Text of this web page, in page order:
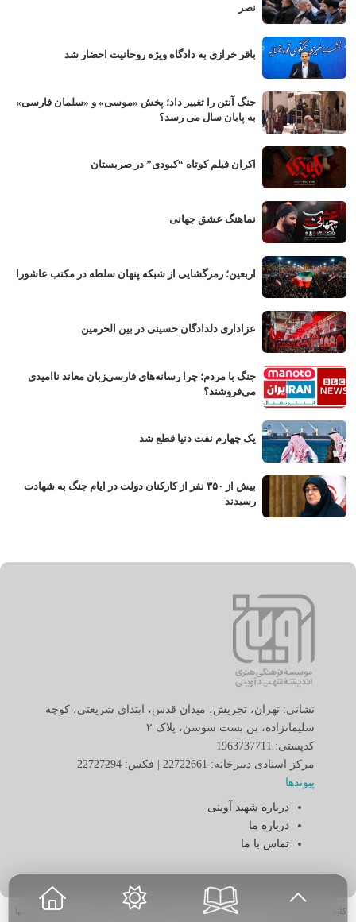
نصر
باقر خرازی به دادگاه ویژه روحانیت احضار شد
جنگ آنتن را تغییر داد؛ پخش «موسی» و «سلمان فارسی»
به پایان سال می رسد؟
اکران فیلم کوتاه “کبودی” در صربستان
نماهنگ عشق جهانی
اربعین؛ رمزگشایی از شبکه پنهان سلطه در مکتب عاشورا
عزاداری دلدادگان حسینی در بین الحرمین
جنگ با مردم؛ چرا رسانه‌های فارسی‌زبان معاند ناامیدی
می‌فروشند؟
یک چهارم نفت دنیا قطع شد
بیش از ۳۵۰ نفر از کارکنان دولت در ایام جنگ به شهادت
رسیدند
نشانی: تهران، تجریش، میدان قدس، ابتدای شریعتی، کوچه
سلیمانزاده، بن بست سوسن، پلاک ٢
کدپستی: 1963737711
مرکز اسنادی دبیرخانه: 22722661 | فکس: 22727294
پیوندها
درباره شهید آوینی
درباره ما
تماس با ما
کلیه حقوق برای «موسسه فرهنگی هنری اندیشه شهید آوینی» محفوظ بوده و نقل مطالب تنها